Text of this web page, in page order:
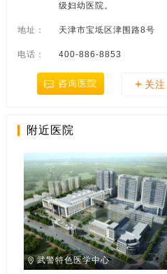
级妇幼医院。
地址： 天津市宝坻区津围路8号
电话： 400-886-8853
咨询医院 + 关注
附近医院
武警特色医学中心